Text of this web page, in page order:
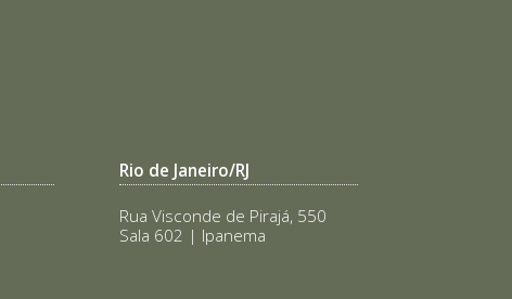
Rio de Janeiro/RJ
Rua Visconde de Pirajá, 550
Sala 602 | Ipanema